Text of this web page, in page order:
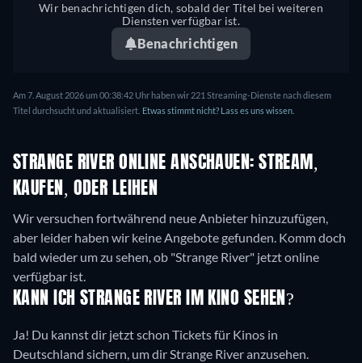
Wir benachrichtigen dich, sobald der Titel bei weiteren
Diensten verfügbar ist.
Benachrichtigen
Am 7. August 2026 um 00:38:42 Uhr haben wir 221 Streaming-Dienste nach diesem
Titel durchsucht und aktualisiert. Etwas stimmt nicht? Lass es uns wissen.
STRANGE RIVER ONLINE ANSCHAUEN: STREAM,
KAUFEN, ODER LEIHEN
Wir versuchen fortwährend neue Anbieter hinzuzufügen,
aber leider haben wir keine Angebote gefunden. Komm doch
bald wieder um zu sehen, ob "Strange River" jetzt online
verfügbar ist.
KANN ICH STRANGE RIVER IM KINO SEHEN?
Ja! Du kannst dir jetzt schon Tickets für Kinos in
Deutschland sichern, um dir Strange River anzusehen.